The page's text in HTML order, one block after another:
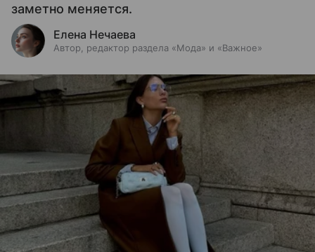
заметно меняется.
Елена Нечаева
Автор, редактор раздела «Мода» и «Важное»